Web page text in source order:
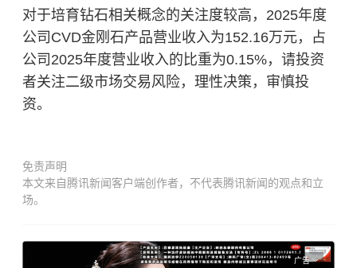
对于培育钻石相关概念的关注度较高，2025年度
公司CVD金刚石产品营业收入为152.16万元，占
公司2025年度营业收入的比重为0.15%，请投资
者关注二级市场交易风险，理性决策，审慎投
资。
免责声明
本文来自腾讯新闻客户端创作者，不代表腾讯新闻的观点和立
场。
广告